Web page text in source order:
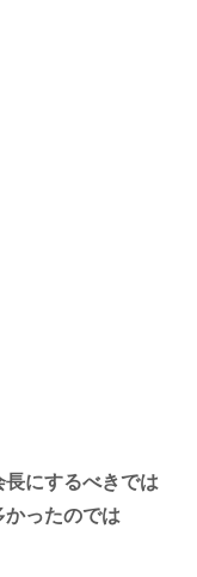
にするべきでは
ったのでは